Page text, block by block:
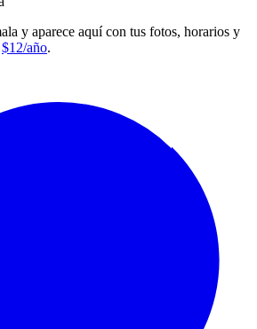
y aparece aquí con tus fotos, horarios y
$12/año.